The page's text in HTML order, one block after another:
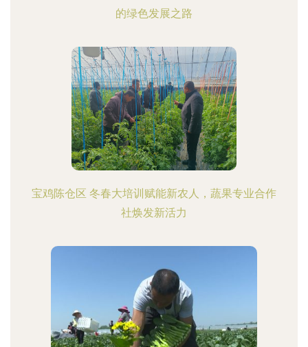
的绿色发展之路
宝鸡陈仓区 冬春大培训赋能新农人，蔬果专业合作
社焕发新活力